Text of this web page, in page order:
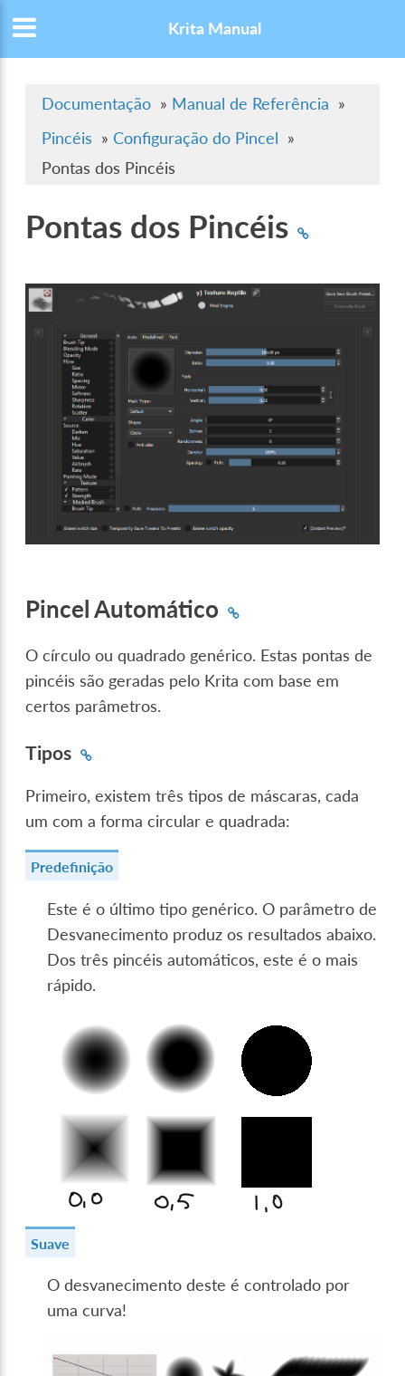
Krita Manual
Documentação » Manual de Referência »
Pincéis » Configuração do Pincel »
Pontas dos Pincéis
Pontas dos Pincéis
Pincel Automático
O círculo ou quadrado genérico. Estas pontas de
pincéis são geradas pelo Krita com base em
certos parâmetros.
Tipos
Primeiro, existem três tipos de máscaras, cada
um com a forma circular e quadrada:
Predefinição
Este é o último tipo genérico. O parâmetro de
Desvanecimento produz os resultados abaixo.
Dos três pincéis automáticos, este é o mais
rápido.
Suave
O desvanecimento deste é controlado por
uma curva!